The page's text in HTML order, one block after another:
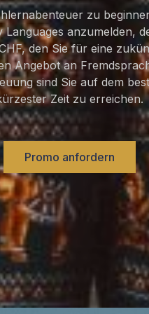
zu
Languages anzumelden,
den Sie für eine
Angebot an
sind Sie auf dem
Zeit zu erreichen.
Promo anfordern